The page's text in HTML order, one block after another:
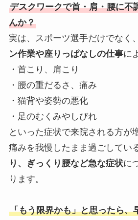
デスクワークで首・肩・腰に不
んか？
実は、スポーツ選手だけでなく、
ン作業や座りっぱなしの仕事に
・首こり、肩こり
・腰の重だるさ、痛み
・猫背や姿勢の悪化
・足のむくみやしびれ
といった症状で来院される方が
痛みを我慢したまま過ごしてい
り、ぎっくり腰など急な症状に
ります。
「もう限界かも」と思ったら、